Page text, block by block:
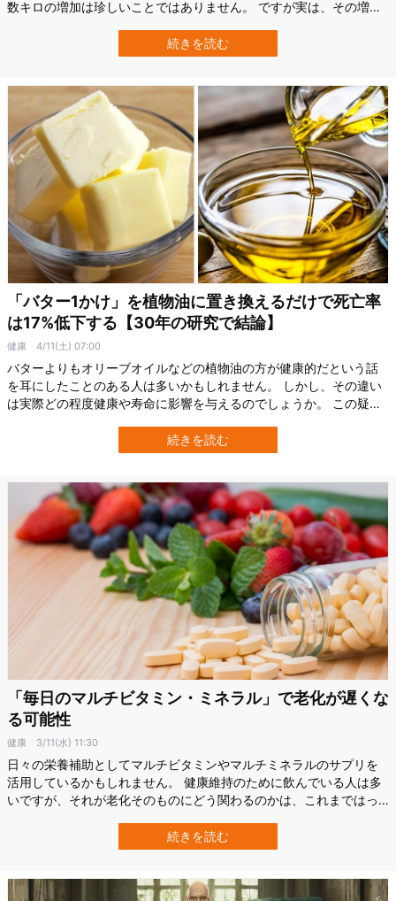
数キロの増加は珍しいことではありません。 ですが実は、その増え
もしれません。 スウェーデンのルンド大学（Lund University）の研
究チームは、17歳から60歳までの体重変化と、その後の死亡リスク
続きを読む
「バター1かけ」を植物油に置き換えるだけで死亡率
は17%低下する【30年の研究で結論】
健康 4/11(土) 07:00
バターよりもオリーブオイルなどの植物油の方が健康的だという話
を耳にしたことのある人は多いかもしれません。 しかし、その違い
は実際どの程度健康や寿命に影響を与えるのでしょうか。 この疑問
T.H. Chan School of Public Health）の研究チームは、30年以上に
わたる大規模研究を行っています。 この研究の結果によ…
続きを読む
「毎日のマルチビタミン・ミネラル」で老化が遅くな
る可能性
健康 3/11(水) 11:30
日々の栄養補助としてマルチビタミンやマルチミネラルのサプリを
活用しているかもしれません。 健康維持のために飲んでいる人は多
いですが、それが老化そのものにどう関わるのかは、これまではっ
ム（MGB）の研究チームは、高齢者を対象にした臨床試験で、毎日
のマルチビタミン・ミネラル補充が、細胞レベルの老化指標の進み
続きを読む